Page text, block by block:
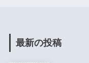
最新の投稿